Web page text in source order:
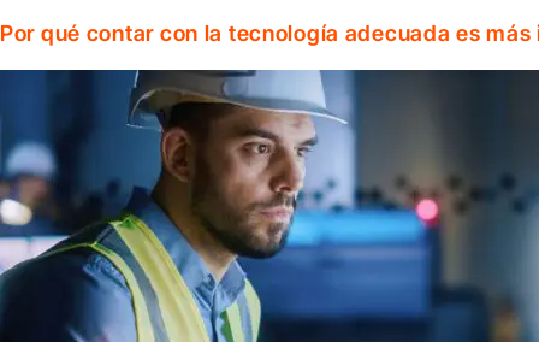
Por qué contar con la tecnología adecuada es